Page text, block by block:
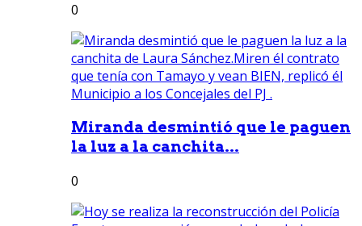
0
Miranda desmintió que le paguen
la luz a la canchita...
0